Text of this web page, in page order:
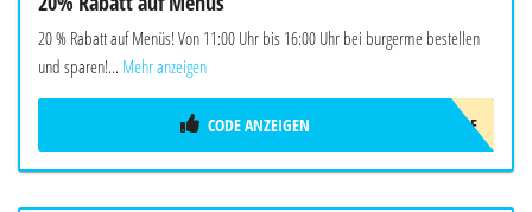
20 % Rabatt auf Menüs! Von 11:00 Uhr bis 16:00 Uhr bei burgerme bestellen
und sparen!... Mehr anzeigen
LUNCHME
CODE ANZEIGEN